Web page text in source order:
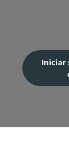
Iniciar